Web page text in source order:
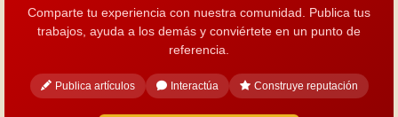
Comparte tu experiencia con nuestra comunidad. Publica tus
trabajos, ayuda a los demás y conviértete en un punto de
referencia.
Publica artículos Interactúa Construye reputación